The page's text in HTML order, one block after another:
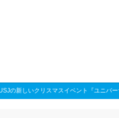
の新しいクリスマスイベント『ユニバ